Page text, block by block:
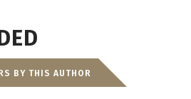
BY THIS AUTHOR